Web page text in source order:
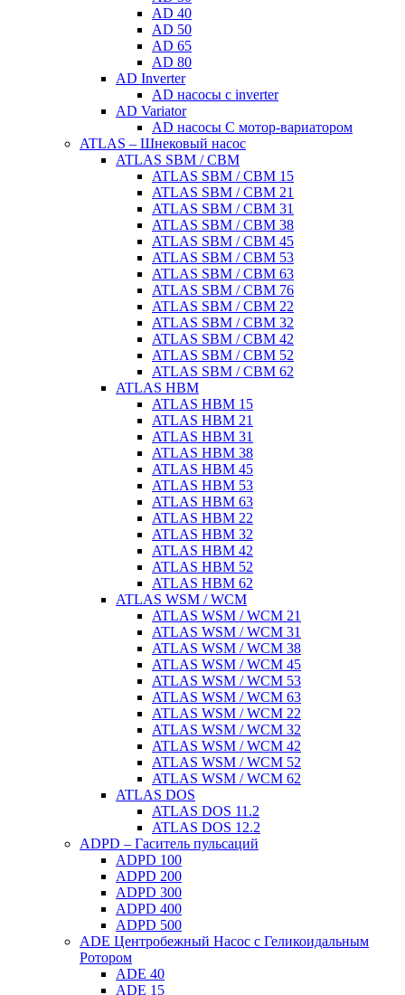
AD 40
AD 50
AD 65
AD 80
AD Inverter
AD насосы с inverter
AD Variator
AD насосы С мотор-вариатором
ATLAS – Шнековый насос
ATLAS SBM / CBM
ATLAS SBM / CBM 15
ATLAS SBM / CBM 21
ATLAS SBM / CBM 31
ATLAS SBM / CBM 38
ATLAS SBM / CBM 45
ATLAS SBM / CBM 53
ATLAS SBM / CBM 63
ATLAS SBM / CBM 76
ATLAS SBM / CBM 22
ATLAS SBM / CBM 32
ATLAS SBM / CBM 42
ATLAS SBM / CBM 52
ATLAS SBM / CBM 62
ATLAS HBM
ATLAS HBM 15
ATLAS HBM 21
ATLAS HBM 31
ATLAS HBM 38
ATLAS HBM 45
ATLAS HBM 53
ATLAS HBM 63
ATLAS HBM 22
ATLAS HBM 32
ATLAS HBM 42
ATLAS HBM 52
ATLAS HBM 62
ATLAS WSM / WCM
ATLAS WSM / WCM 21
ATLAS WSM / WCM 31
ATLAS WSM / WCM 38
ATLAS WSM / WCM 45
ATLAS WSM / WCM 53
ATLAS WSM / WCM 63
ATLAS WSM / WCM 22
ATLAS WSM / WCM 32
ATLAS WSM / WCM 42
ATLAS WSM / WCM 52
ATLAS WSM / WCM 62
ATLAS DOS
ATLAS DOS 11.2
ATLAS DOS 12.2
ADPD – Гаситель пульсаций
ADPD 100
ADPD 200
ADPD 300
ADPD 400
ADPD 500
ADE Центробежный Насос с Геликоидальным
Ротором
ADE 40
ADE 15